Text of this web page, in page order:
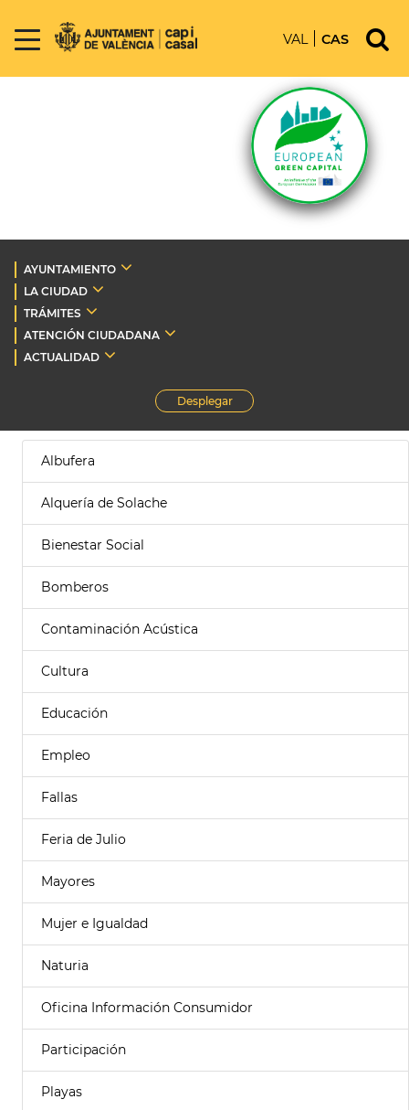
VAL CAS
AYUNTAMIENTO
LA CIUDAD
TRÁMITES
ATENCIÓN CIUDADANA
ACTUALIDAD
Desplegar
Albufera
Alquería de Solache
Bienestar Social
Bomberos
Contaminación Acústica
Cultura
Educación
Empleo
Fallas
Feria de Julio
Mayores
Mujer e Igualdad
Naturia
Oficina Información Consumidor
Participación
Playas